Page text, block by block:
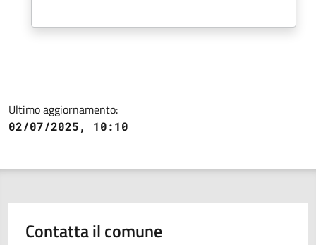
Ultimo aggiornamento:
02/07/2025, 10:10
Contatta il comune